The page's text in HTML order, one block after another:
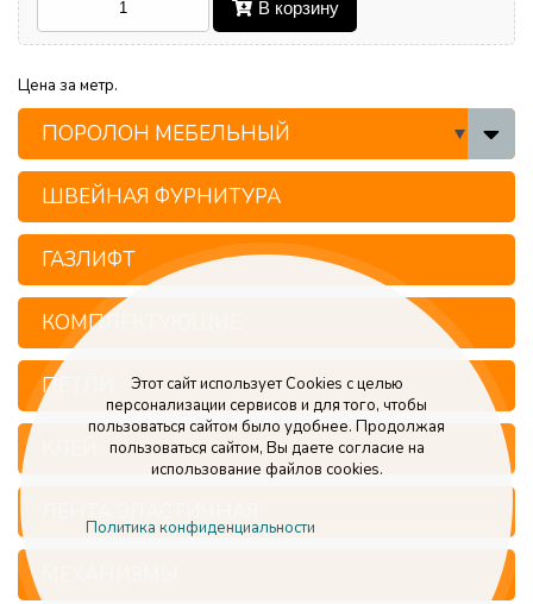
Этот сайт использует Cookies с целью
персонализации сервисов и для того, чтобы
пользоваться сайтом было удобнее. Продолжая
пользоваться сайтом, Вы даете согласие на
использование файлов cookies.
Политика конфиденциальности
В корзину
Цена за метр.
ПОРОЛОН МЕБЕЛЬНЫЙ
ШВЕЙНАЯ ФУРНИТУРА
ГАЗЛИФТ
КОМПЛЕКТУЮЩИЕ
ПЕТЛИ